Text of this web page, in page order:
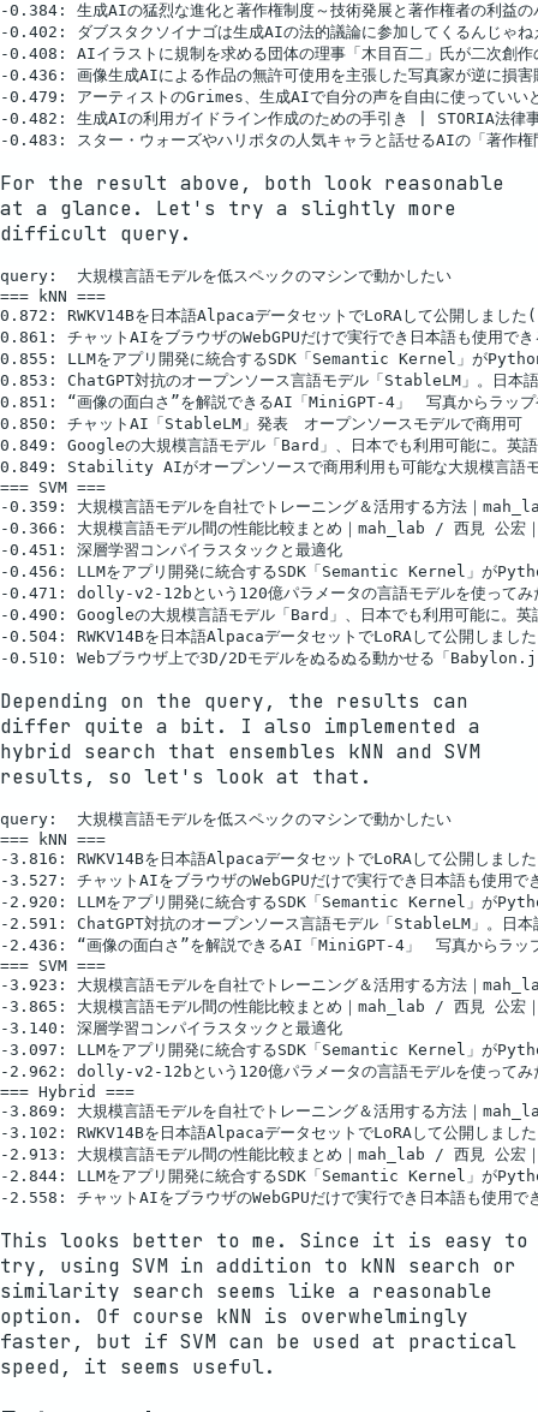
-0.384: 生成AIの猛烈な進化と著作権制度～技術発展と著作権者の利益
-0.402: ダブスタクソイナゴは生成AIの法的議論に参加してくるんじゃね
-0.408: AIイラストに規制を求める団体の理事「木目百二」氏が二次創
-0.436: 画像生成AIによる作品の無許可使用を主張した写真家が逆に損
-0.479: アーティストのGrimes、生成AIで自分の声を自由に使ってい
-0.482: 生成AIの利用ガイドライン作成のための手引き | STORIA法律
For the result above, both look reasonable
at a glance. Let's try a slightly more
difficult query.
query:  大規模言語モデルを低スペックのマシンで動かしたい
=== kNN ===
0.872: RWKV14Bを日本語AlpacaデータセットでLoRAして公開しまし
0.861: チャットAIをブラウザのWebGPUだけで実行でき日本語も使用で
0.855: LLMをアプリ開発に統合するSDK「Semantic Kernel」が
0.853: ChatGPT対抗のオープンソース言語モデル「StableLM」。日
0.851: “画像の面白さ”を解説できるAI「MiniGPT-4」　写真からラ
0.850: チャットAI「StableLM」発表　オープンソースモデルで商
0.849: Googleの大規模言語モデル「Bard」、日本でも利用可能に。英
0.849: Stability AIがオープンソースで商用利用も可能な大規模言語
=== SVM ===
-0.359: 大規模言語モデルを自社でトレーニング＆活用する方法｜
-0.366: 大規模言語モデル間の性能比較まとめ｜mah_lab / 西見 公宏
-0.451: 深層学習コンパイラスタックと最適化
-0.456: LLMをアプリ開発に統合するSDK「Semantic Kernel」が
-0.471: dolly-v2-12bという120億パラメータの言語モデルを使って
-0.490: Googleの大規模言語モデル「Bard」、日本でも利用可能に。
-0.504: RWKV14Bを日本語AlpacaデータセットでLoRAして公開しま
Depending on the query, the results can
differ quite a bit. I also implemented a
hybrid search that ensembles kNN and SVM
results, so let's look at that.
query:  大規模言語モデルを低スペックのマシンで動かしたい
=== kNN ===
-3.816: RWKV14Bを日本語AlpacaデータセットでLoRAして公開しま
-3.527: チャットAIをブラウザのWebGPUだけで実行でき日本語も使用
-2.920: LLMをアプリ開発に統合するSDK「Semantic Kernel」が
-2.591: ChatGPT対抗のオープンソース言語モデル「StableLM」。日
-2.436: “画像の面白さ”を解説できるAI「MiniGPT-4」　写真からラ
=== SVM ===
-3.923: 大規模言語モデルを自社でトレーニング＆活用する方法｜
-3.865: 大規模言語モデル間の性能比較まとめ｜mah_lab / 西見 公宏
-3.140: 深層学習コンパイラスタックと最適化
-3.097: LLMをアプリ開発に統合するSDK「Semantic Kernel」が
-2.962: dolly-v2-12bという120億パラメータの言語モデルを使って
=== Hybrid ===
-3.869: 大規模言語モデルを自社でトレーニング＆活用する方法｜
-3.102: RWKV14Bを日本語AlpacaデータセットでLoRAして公開しま
-2.913: 大規模言語モデル間の性能比較まとめ｜mah_lab / 西見 公宏
-2.844: LLMをアプリ開発に統合するSDK「Semantic Kernel」が
This looks better to me. Since it is easy to
try, using SVM in addition to kNN search or
similarity search seems like a reasonable
option. Of course kNN is overwhelmingly
faster, but if SVM can be used at practical
speed, it seems useful.